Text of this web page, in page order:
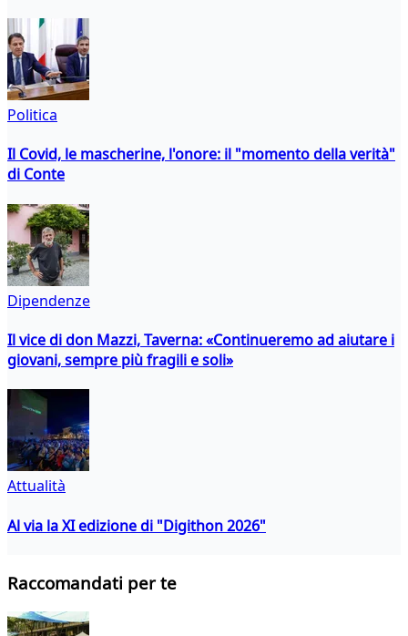
Politica
Il Covid, le mascherine, l'onore: il "momento della verità"
di Conte
Dipendenze
Il vice di don Mazzi, Taverna: «Continueremo ad aiutare i
giovani, sempre più fragili e soli»
Attualità
Al via la XI edizione di "Digithon 2026"
Raccomandati per te